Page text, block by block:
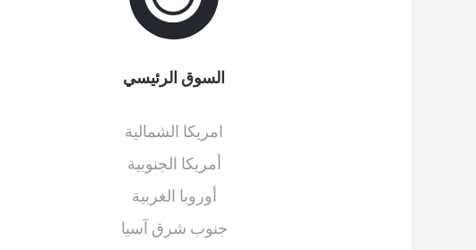
السوق الرئيسي
امريكا الشمالية
أمريكا الجنوبية
أوروبا الغربية
جنوب شرق آسيا